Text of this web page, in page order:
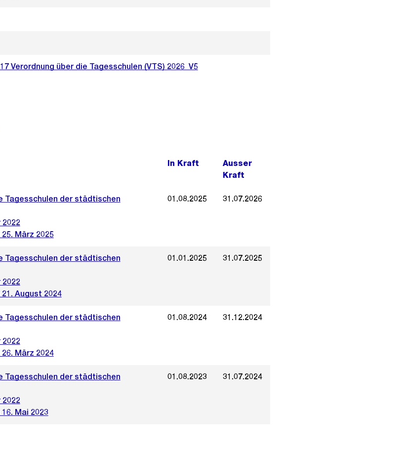
Verordnung über die Tagesschulen (VTS) 2026_V5
In Kraft
Ausser
Kraft
Tagesschulen der städtischen
März 2025
01.08.2025 31.07.2026
Tagesschulen der städtischen
August 2024
01.01.2025 31.07.2025
Tagesschulen der städtischen
März 2024
01.08.2024 31.12.2024
Tagesschulen der städtischen
Mai 2023
01.08.2023 31.07.2024